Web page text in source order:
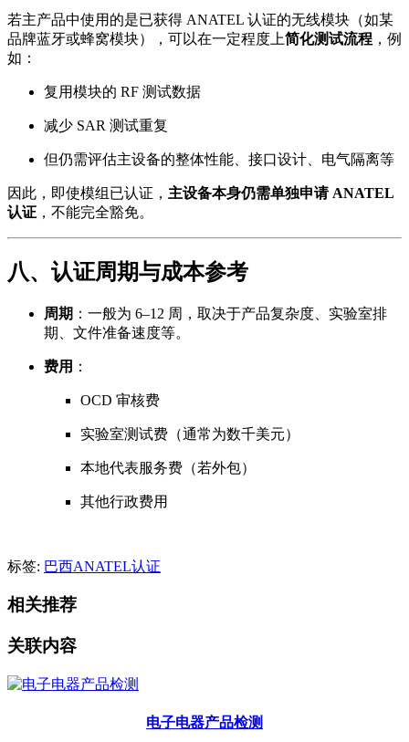
若主产品中使用的是已获得 ANATEL 认证的无线模块（如某
品牌蓝牙或蜂窝模块），可以在一定程度上简化测试流程 ，例
如：
复用模块的 RF 测试数据
减少 SAR 测试重复
但仍需评估主设备的整体性能、接口设计、电气隔离等
因此，即使模组已认证， 主设备本身仍需单独申请 ANATEL
认证 ，不能完全豁免。
八、认证周期与成本参考
周期 ：一般为 6–12 周，取决于产品复杂度、实验室排
期、文件准备速度等。
费用 ：
OCD 审核费
实验室测试费（通常为数千美元）
本地代表服务费（若外包）
其他行政费用
标签: 巴西ANATEL认证
相关推荐
关联内容
电子电器产品检测